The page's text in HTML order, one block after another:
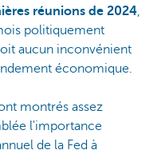
réunions de 2024,
politiquement
aucun inconvénient
économique.
montrés assez
l'importance
de la Fed à